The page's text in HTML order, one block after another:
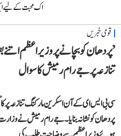
اک محبت کے لیے
قومی خبریں
’پردھان کو بچانے پر وزیر اعظم
تنازعہ پر جے رام رمیش کا سوال
سی بی ایس ای کے آن اسکرین مارکنگ تنازعہ پر
پردھان کو نشانہ بنایا۔ جے رام رمیش نے